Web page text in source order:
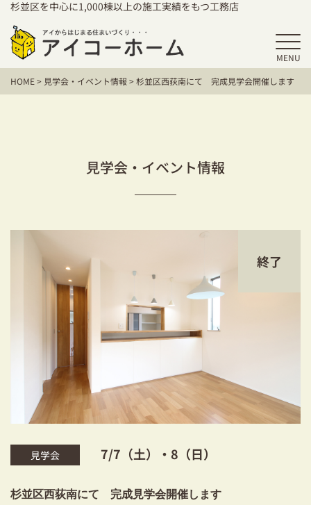
杉並区を中心に1,000棟以上の施工実績をもつ工務店
MENU
HOME
アイコーホームの家づくり
お客様の声
保証／アフターサポート
二世帯住宅をお考えの方
建て替えをお考えの方
耐震対策も安心の家づくり
リフォーム・リノベーションをお考えの方
必見！土地からお探しの方へ
資金計画についてのご相談
ショールーム
お知らせ
HOME> 見学会・イベント情報 >杉並区西荻南にて 完成見学会開催します
見学会・イベント情報
終了
見学会 7/7（土）・8（日）
杉並区西荻南にて 完成見学会開催します